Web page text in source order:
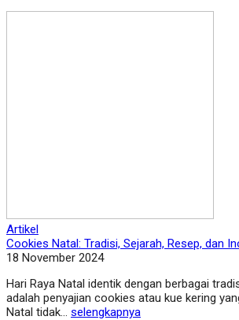
Artikel
Cookies Natal: Tradisi, Sejarah, Resep, dan
18 November 2024
Hari Raya Natal identik dengan berbagai
adalah penyajian cookies atau kue kering
Natal tidak... selengkapnya